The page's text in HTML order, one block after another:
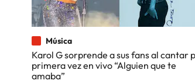
Música
Karol G sorprende a sus fans al cantar
primera vez en vivo “Alguien que te
amaba”